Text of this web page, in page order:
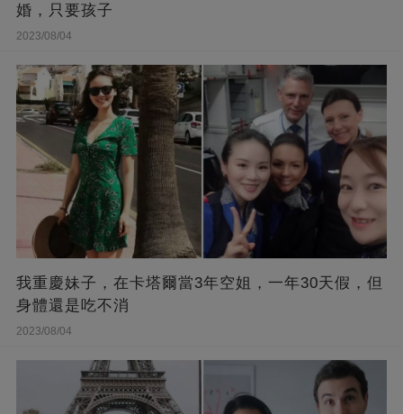
婚，只要孩子
2023/08/04
我重慶妹子，在卡塔爾當3年空姐，一年30天假，但
身體還是吃不消
2023/08/04